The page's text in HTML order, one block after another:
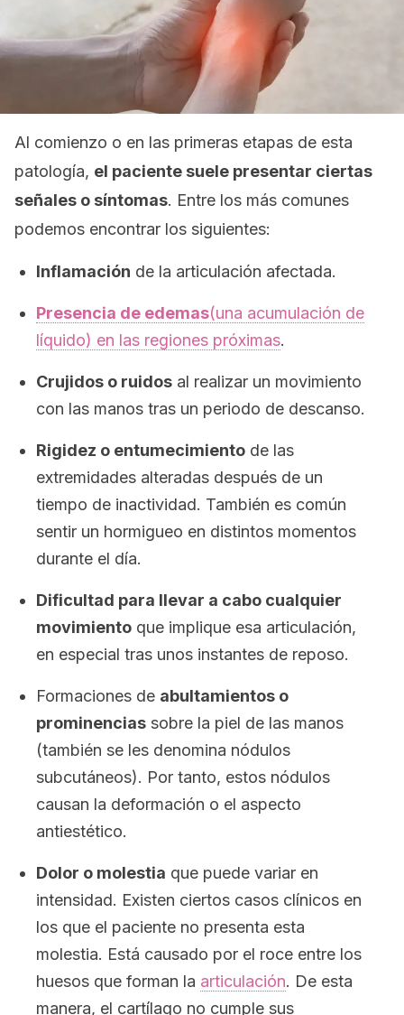
Al comienzo o en las primeras etapas de esta
patología, el paciente suele presentar ciertas
señales o síntomas. Entre los más comunes
podemos encontrar los siguientes:
Inflamación de la articulación afectada.
Presencia de edemas(una acumulación de
líquido) en las regiones próximas.
Crujidos o ruidos al realizar un movimiento
con las manos tras un periodo de descanso.
Rigidez o entumecimiento de las
extremidades alteradas después de un
tiempo de inactividad. También es común
sentir un hormigueo en distintos momentos
durante el día.
Dificultad para llevar a cabo cualquier
movimiento que implique esa articulación,
en especial tras unos instantes de reposo.
Formaciones de abultamientos o
prominencias sobre la piel de las manos
(también se les denomina nódulos
subcutáneos). Por tanto, estos nódulos
causan la deformación o el aspecto
antiestético.
Dolor o molestia que puede variar en
intensidad. Existen ciertos casos clínicos en
los que el paciente no presenta esta
molestia. Está causado por el roce entre los
huesos que forman la articulación. De esta
manera, el cartílago no cumple sus